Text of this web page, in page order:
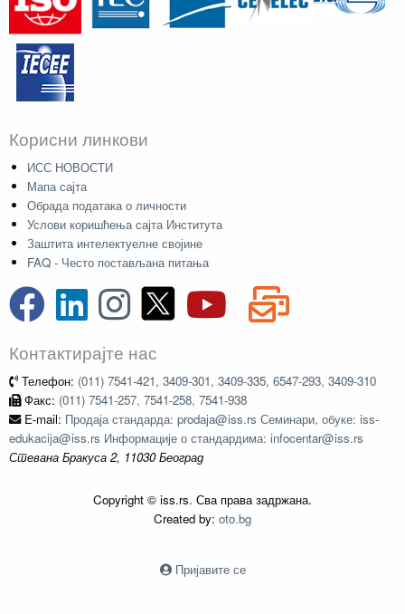
Корисни линкови
ИСС НОВОСТИ
Мапа сајта
Обрада података о личности
Услови коришћења сајта Института
Заштита интелектуелне својине
FAQ - Често постављана питања
Контактирајте нас
Телефон: (011) 7541-421, 3409-301, 3409-335, 6547-293, 3409-310
Факс: (011) 7541-257, 7541-258, 7541-938
E-mail: Продаја стандарда: prodaja@iss.rs Семинари, обуке: iss-
edukacija@iss.rs Информације о стандардима: infocentar@iss.rs
Стевана Бракуса 2, 11030 Београд
Copyright © iss.rs. Сва права задржана.
Created by: oto.bg
Пријавите се